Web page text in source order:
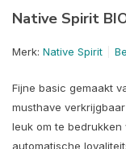
Native Spirit
Merk: Native Spirit
Fijne basic gemaakt
musthave
leuk om te bedrukken
automatische